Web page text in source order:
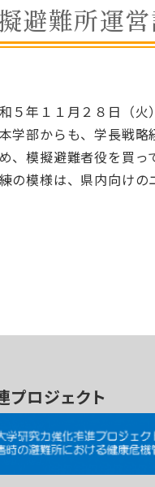
避難所運
５年１１月２８日（火
学部からも、学長戦
、模擬避難者役を買
の模様は、県内向けの
プロジェクト